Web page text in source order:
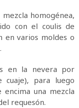
homogénea,
con el coulis de
en varios moldes o
en la nevera por
cuaje), para luego
una mezcla
requesón.